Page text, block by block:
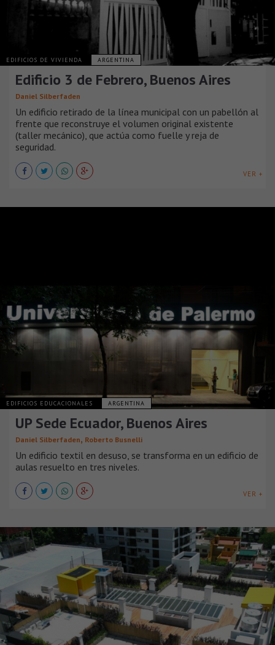
EDIFICIOS DE VIVIENDA ARGENTINA
Edificio 3 de Febrero, Buenos Aires
Daniel Silberfaden
Un edificio retirado de la línea municipal con un pabellón al
frente que reconstruye el volumen original existente
(taller mecánico), que actúa como fuelle y reja de
seguridad.
VER +
EDIFICIOS EDUCACIONALES ARGENTINA
UP Sede Ecuador, Buenos Aires
Daniel Silberfaden, Roberto Busnelli
Un edificio textil en desuso, se transforma en un edificio de
aulas resuelto en tres niveles.
VER +